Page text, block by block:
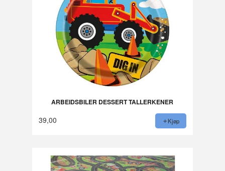
ARBEIDSBILER DESSERT TALLERKENER
39,00 Kjøp